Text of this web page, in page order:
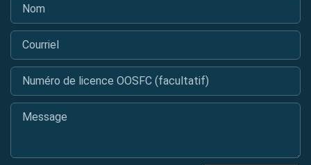
Courriel
Numéro de licence OOSFC (facultatif)
Message